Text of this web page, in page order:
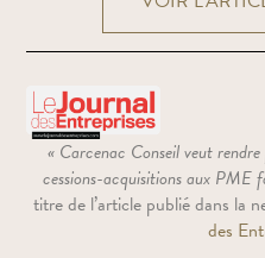
« Carcenac Conseil veut
cessions-acquisitions aux PME
titre de l’article publié dans la
des